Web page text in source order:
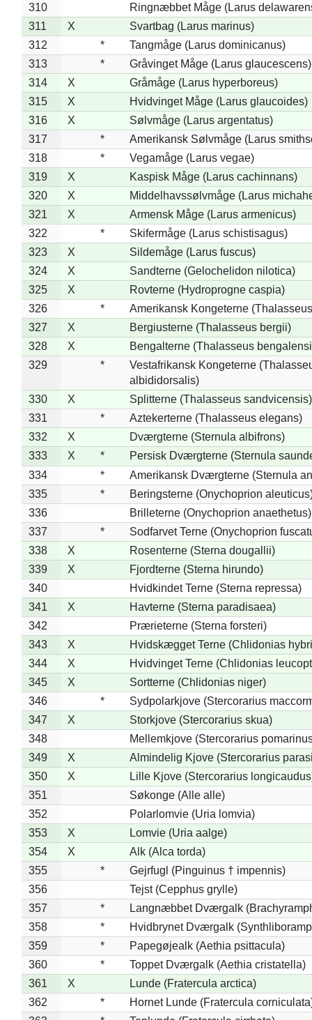
310
Ringnæbbet Måge (Larus
311
X
Svartbag (Larus marinus)
312
*
Tangmåge (Larus dominicanus)
313
*
Gråvinget Måge (Larus glaucescens)
314
X
Gråmåge (Larus hyperboreus)
315
X
Hvidvinget Måge (Larus glaucoides)
316
X
Sølvmåge (Larus argentatus)
317
*
Amerikansk Sølvmåge (Larus
318
*
Vegamåge (Larus vegae)
319
X
Kaspisk Måge (Larus cachinnans)
320
X
Middelhavssølvmåge (Larus
321
X
Armensk Måge (Larus armenicus)
322
*
Skifermåge (Larus schistisagus)
323
X
Sildemåge (Larus fuscus)
324
X
Sandterne (Gelochelidon nilotica)
325
X
Rovterne (Hydroprogne caspia)
326
*
Amerikansk Kongeterne
327
X
Bergiusterne (Thalasseus bergii)
328
X
Bengalterne (Thalasseus
329
*
Vestafrikansk Kongeterne
albididorsalis)
330
X
Splitterne (Thalasseus sandvicensis)
331
*
Aztekerterne (Thalasseus elegans)
332
X
Dværgterne (Sternula albifrons)
333
X *
Persisk Dværgterne (Sternula
334
*
Amerikansk Dværgterne (Sternula
335
*
Beringsterne (Onychoprion
336
Brilleterne (Onychoprion anaethetus)
337
*
Sodfarvet Terne (Onychoprion
338
X
Rosenterne (Sterna dougallii)
339
X
Fjordterne (Sterna hirundo)
340
Hvidkindet Terne (Sterna repressa)
341
X
Havterne (Sterna paradisaea)
342
Prærieterne (Sterna forsteri)
343
X
Hvidskægget Terne (Chlidonias
344
X
Hvidvinget Terne (Chlidonias
345
X
Sortterne (Chlidonias niger)
346
*
Sydpolarkjove (Stercorarius
347
X
Storkjove (Stercorarius skua)
348
Mellemkjove (Stercorarius
349
X
Almindelig Kjove (Stercorarius
350
X
Lille Kjove (Stercorarius
351
Søkonge (Alle alle)
352
Polarlomvie (Uria lomvia)
353
X
Lomvie (Uria aalge)
354
X
Alk (Alca torda)
355
*
Gejrfugl (Pinguinus † impennis)
356
Tejst (Cepphus grylle)
357
*
Langnæbbet Dværgalk
358
*
Hvidbrynet Dværgalk
359
*
Papegøjealk (Aethia psittacula)
360
*
Toppet Dværgalk (Aethia cristatella)
361
X
Lunde (Fratercula arctica)
362
*
Hornet Lunde (Fratercula